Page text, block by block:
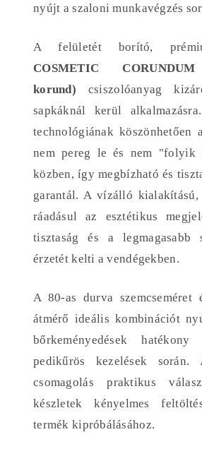
nyújt a szaloni munkavégzés
A felületét borító,
COSMETIC
korund) csiszolóanyag
sapkáknál kerül
technológiának köszönhetően
nem pereg le és nem "folyik
közben, így megbízható és
garantál. A vízálló
ráadásul az esztétikus
tisztaság és a legmagasabb
érzetét kelti a vendégekben.
A 80-as durva szemcseméret
átmérő ideális kombinációt
bőrkeményedések hatékony
pedikűrös kezelések során.
csomagolás praktikus
készletek kényelmes
termék kipróbálásához.